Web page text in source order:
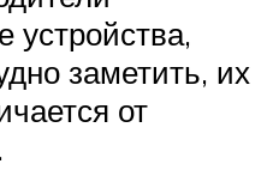
устройства,
заметить, их
от